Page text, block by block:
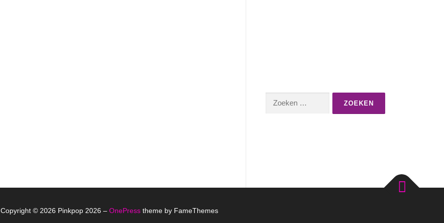
Zoeken
Copyright © 2026 Pinkpop 2026 – OnePresstheme by FameThemes